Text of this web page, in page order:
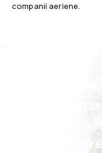
companii aeriene.
Psst!
rezervă
oriunde